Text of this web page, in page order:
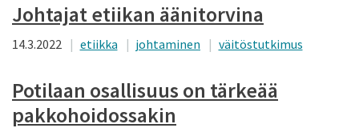
Johtajat etiikan ­äänitorvina
14.3.2022 etiikka johtaminen väitöstutkimus
Potilaan osallisuus on ­tärkeää
pakkohoidossakin